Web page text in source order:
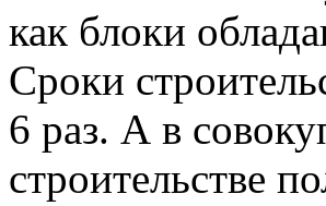
как блоки
Сроки
6 раз. А в
строительстве